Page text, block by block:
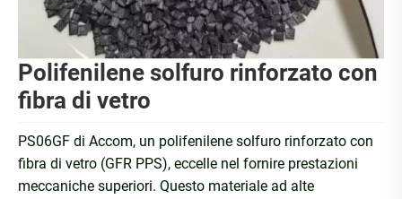
Polifenilene solfuro rinforzato con
fibra di vetro
PS06GF di Accom, un polifenilene solfuro rinforzato con
fibra di vetro (GFR PPS), eccelle nel fornire prestazioni
meccaniche superiori. Questo materiale ad alte